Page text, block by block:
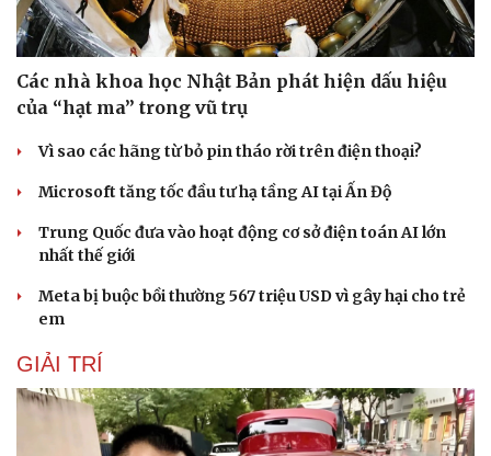
Dinh dưỡng - món ngon
Cây thuốc
Sản phụ khoa
Nhi khoa
Nam khoa
Phòng mạch online
Nhà đẹp
Blog
Tình yêu - Gia đình
Các nhà khoa học Nhật Bản phát hiện dấu hiệu
của “hạt ma” trong vũ trụ
Vì sao các hãng từ bỏ pin tháo rời trên điện thoại?
Microsoft tăng tốc đầu tư hạ tầng AI tại Ấn Độ
Trung Quốc đưa vào hoạt động cơ sở điện toán AI lớn
nhất thế giới
Meta bị buộc bồi thường 567 triệu USD vì gây hại cho trẻ
em
GIẢI TRÍ